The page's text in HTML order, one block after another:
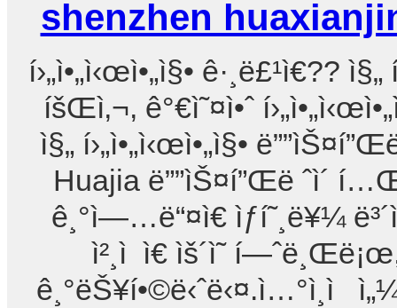
shenzhen
í›„ì•„ì‹œì•„ì§• ê·¸ë£¹ì€??
íšŒì‚¬, ê°€ì˜¤ì•ˆ
ì§„ í›„ì•„ì‹œì•„ì§•
Huajia ë””ìŠ¤í”Œë ˆì´
ê¸°ì—…ë“¤ì€ ìƒí˜¸ë¥¼
ì²¸ì ì€ ìš´ì˜
ê¸°ëŠ¥í•©ë‹ˆë‹¤.ì…°ì¸ì